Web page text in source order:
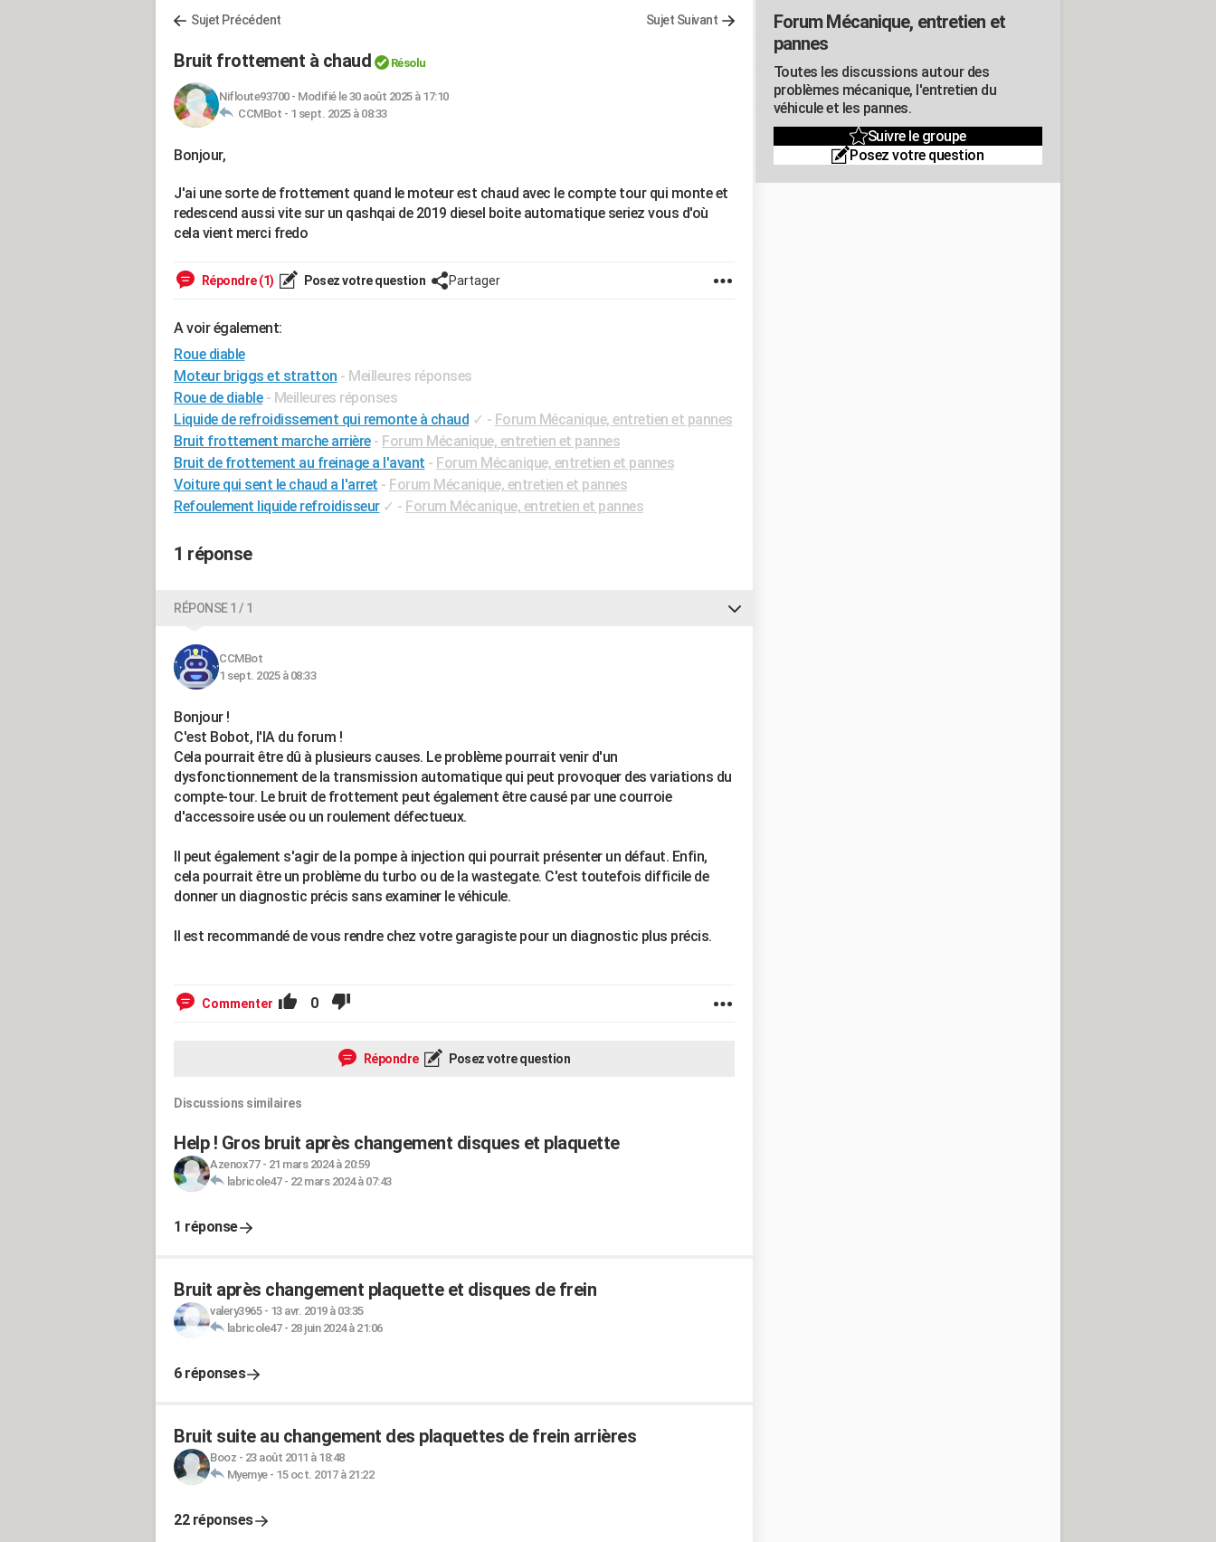
Sujet Précédent Sujet Suivant
Bruit frottement à chaud Résolu
Nifloute93700- Modifié le 30 août 2025 à 17:10
CCMBot - 1 sept. 2025 à 08:33
Bonjour,
J'ai une sorte de frottement quand le moteur est chaud avec le compte tour qui monte et
redescend aussi vite sur un qashqai de 2019 diesel boite automatique seriez vous d'où
cela vient merci fredo
Répondre (1) Posez votre question Partager
A voir également:
Roue diable
Moteur briggs et stratton - Meilleures réponses
Roue de diable - Meilleures réponses
Liquide de refroidissement qui remonte à chaud ✓ - Forum Mécanique, entretien et pannes
Bruit frottement marche arrière - Forum Mécanique, entretien et pannes
Bruit de frottement au freinage a l'avant - Forum Mécanique, entretien et pannes
Voiture qui sent le chaud a l'arret - Forum Mécanique, entretien et pannes
Refoulement liquide refroidisseur ✓ - Forum Mécanique, entretien et pannes
1 réponse
RÉPONSE 1 / 1
CCMBot
1 sept. 2025 à 08:33
Bonjour !
C'est Bobot, l'IA du forum !
Cela pourrait être dû à plusieurs causes. Le problème pourrait venir d'un
dysfonctionnement de la transmission automatique qui peut provoquer des variations du
compte-tour. Le bruit de frottement peut également être causé par une courroie
d'accessoire usée ou un roulement défectueux.
Il peut également s'agir de la pompe à injection qui pourrait présenter un défaut. Enfin,
cela pourrait être un problème du turbo ou de la wastegate. C'est toutefois difficile de
donner un diagnostic précis sans examiner le véhicule.
Il est recommandé de vous rendre chez votre garagiste pour un diagnostic plus précis.
Commenter 0
Répondre Posez votre question
Discussions similaires
Help ! Gros bruit après changement disques et plaquette
Azenox77- 21 mars 2024 à 20:59
labricole47- 22 mars 2024 à 07:43
1 réponse
Bruit après changement plaquette et disques de frein
valery3965- 13 avr. 2019 à 03:35
labricole47- 28 juin 2024 à 21:06
6 réponses
Bruit suite au changement des plaquettes de frein arrières
Booz - 23 août 2011 à 18:48
Myemye- 15 oct. 2017 à 21:22
22 réponses
Forum Mécanique, entretien et
pannes
Toutes les discussions autour des
problèmes mécanique, l'entretien du
véhicule et les pannes.
Suivre le groupe
Posez votre question